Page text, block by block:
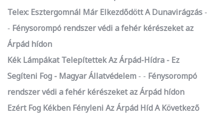
Telex: Esztergomnál Már Elkezdődött A Dunavirágzás
- Fénysorompó rendszer védi a fehér kérészeket az
Árpád hídon
Kék Lámpákat Telepítettek Az Árpád-Hídra - Ez
Segíteni Fog - Magyar Állatvédelem
- Fénysorompó
rendszer védi a fehér kérészeket az Árpád hídon
Ezért Fog Kékben Fényleni Az Árpád Híd A Következő